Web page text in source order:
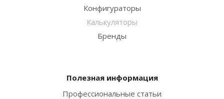
Конфигураторы
Калькуляторы
Бренды
Полезная информация
Профессиональные статьи